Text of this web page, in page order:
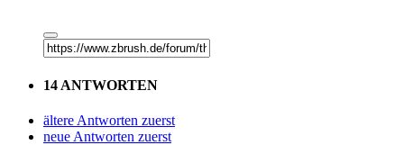
14 ANTWORTEN
ältere Antworten zuerst
neue Antworten zuerst